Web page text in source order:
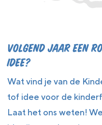
Volgend jaar een
idee?
Wat vind je van de
tof idee voor de
Laat het ons weten!